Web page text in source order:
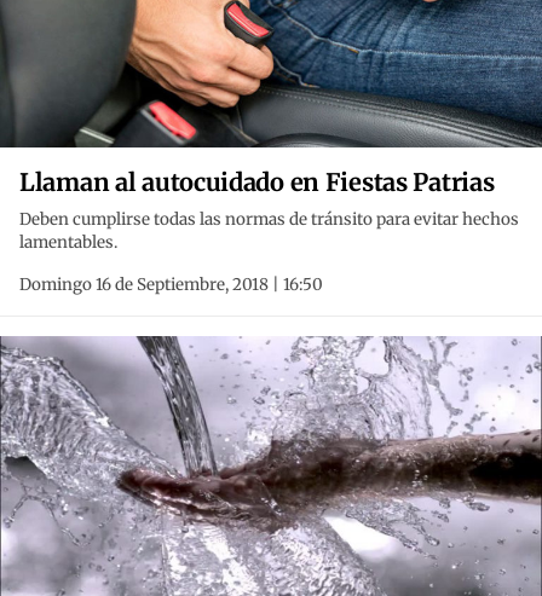
Llaman al autocuidado en Fiestas Patrias
Deben cumplirse todas las normas de tránsito para evitar hechos
lamentables.
Domingo 16 de Septiembre, 2018 | 16:50